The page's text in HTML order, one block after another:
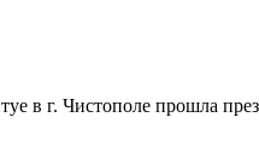
в г. Чистополе прошла